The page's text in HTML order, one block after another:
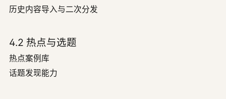
历史内容导入与二次分发
4.2 热点与选题
热点案例库
话题发现能力